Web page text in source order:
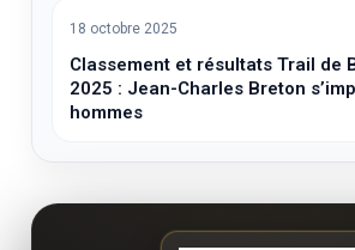
18 octobre 2025
Classement et résultats Trail de
2025 : Jean-Charles Breton
hommes